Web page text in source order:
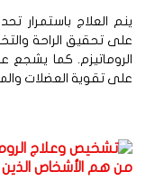
العلاج باستمرار
تحقيق الراحة
كما يشجع
تقوية العضلات
هم الأشخاص الذين